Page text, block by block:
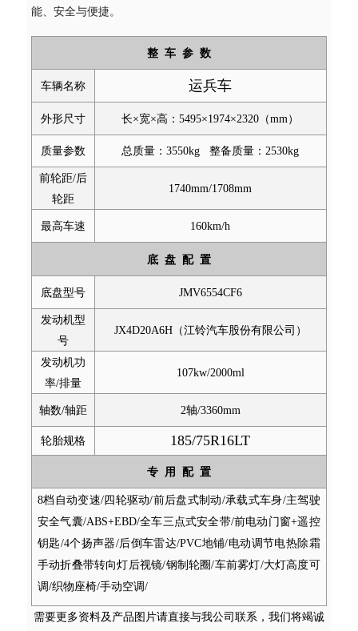
能、安全与便捷。
整 车 参 数
车辆名称 运兵车
外形尺寸 长×宽×高：5495×1974×2320（mm）
质量参数 总质量：3550kg 整备质量：2530kg
前轮距/后
轮距
1740mm/1708mm
最高车速 160km/h
底 盘 配 置
底盘型号 JMV6554CF6
发动机型
号
JX4D20A6H（江铃汽车股份有限公司）
发动机功
率/排量
107kw/2000ml
轴数/轴距 2轴/3360mm
轮胎规格 185/75R16LT
专 用 配 置
8档自动变速/四轮驱动/前后盘式制动/承载式车身/主驾驶
安全气囊/ABS+EBD/全车三点式安全带/前电动门窗+遥控
钥匙/4个扬声器/后倒车雷达/PVC地铺/电动调节电热除霜
手动折叠带转向灯后视镜/钢制轮圈/车前雾灯/大灯高度可
调/织物座椅/手动空调/
需要更多资料及产品图片请直接与我公司联系，我们将竭诚